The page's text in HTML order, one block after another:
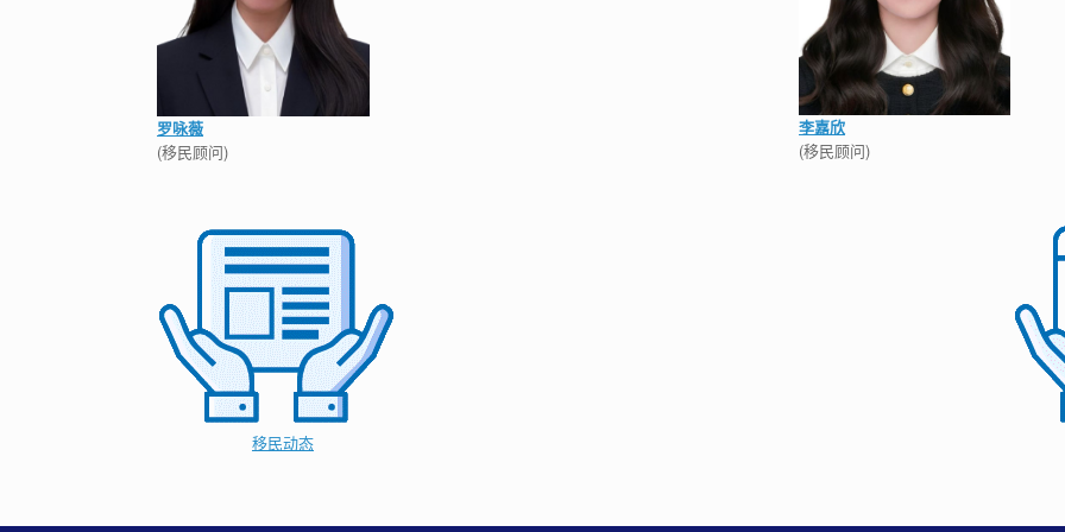
罗咏薇
(移民顾问)
李嘉欣
(移民顾问)
移民动态